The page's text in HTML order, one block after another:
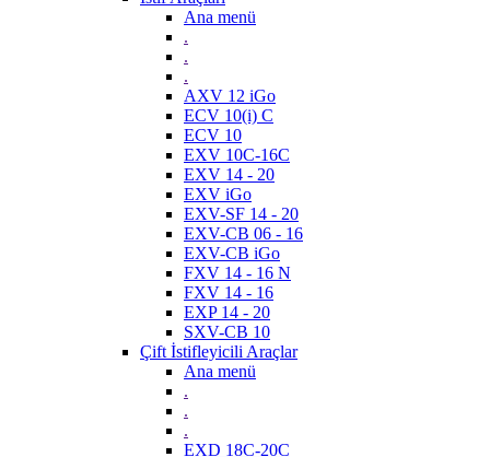
Ana menü
.
.
.
AXV 12 iGo
ECV 10(i) C
ECV 10
EXV 10C-16C
EXV 14 - 20
EXV iGo
EXV-SF 14 - 20
EXV-CB 06 - 16
EXV-CB iGo
FXV 14 - 16 N
FXV 14 - 16
EXP 14 - 20
SXV-CB 10
Çift İstifleyicili Araçlar
Ana menü
.
.
.
EXD 18C-20C